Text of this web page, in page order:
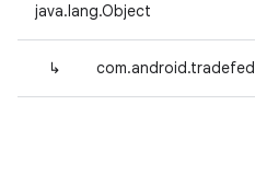
java.lang.Object
↳